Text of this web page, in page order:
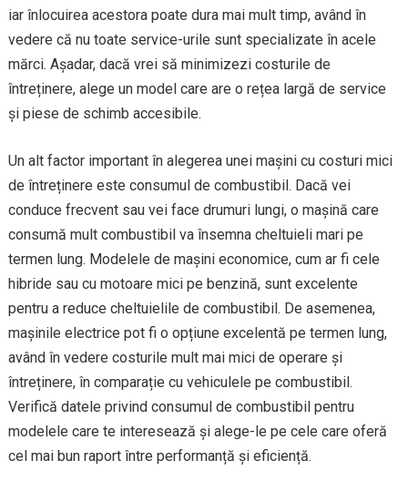
iar înlocuirea acestora poate dura mai mult timp, având în
vedere că nu toate service-urile sunt specializate în acele
mărci. Așadar, dacă vrei să minimizezi costurile de
întreținere, alege un model care are o rețea largă de service
și piese de schimb accesibile.
Un alt factor important în alegerea unei mașini cu costuri mici
de întreținere este consumul de combustibil. Dacă vei
conduce frecvent sau vei face drumuri lungi, o mașină care
consumă mult combustibil va însemna cheltuieli mari pe
termen lung. Modelele de mașini economice, cum ar fi cele
hibride sau cu motoare mici pe benzină, sunt excelente
pentru a reduce cheltuielile de combustibil. De asemenea,
mașinile electrice pot fi o opțiune excelentă pe termen lung,
având în vedere costurile mult mai mici de operare și
întreținere, în comparație cu vehiculele pe combustibil.
Verifică datele privind consumul de combustibil pentru
modelele care te interesează și alege-le pe cele care oferă
cel mai bun raport între performanță și eficiență.